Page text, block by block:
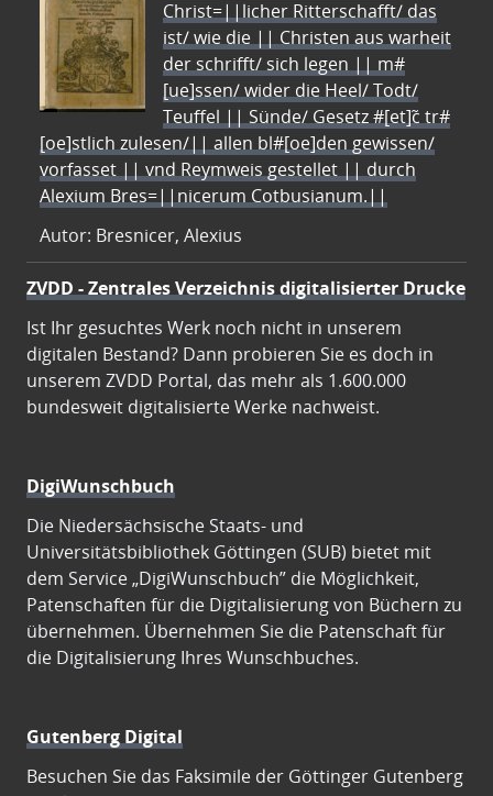
Christ=||licher Ritterschafft/ das
ist/ wie die || Christen aus warheit
der schrifft/ sich legen || m#
[ue]ssen/ wider die Heel/ Todt/
Teuffel || Sünde/ Gesetz #[et]c̃ tr#
[oe]stlich zulesen/|| allen bl#[oe]den gewissen/
vorfasset || vnd Reymweis gestellet || durch
Alexium Bres=||nicerum Cotbusianum.||
Autor: Bresnicer, Alexius
ZVDD - Zentrales Verzeichnis digitalisierter Drucke
Ist Ihr gesuchtes Werk noch nicht in unserem
digitalen Bestand? Dann probieren Sie es doch in
unserem ZVDD Portal, das mehr als 1.600.000
bundesweit digitalisierte Werke nachweist.
DigiWunschbuch
Die Niedersächsische Staats- und
Universitätsbibliothek Göttingen (SUB) bietet mit
dem Service „DigiWunschbuch” die Möglichkeit,
Patenschaften für die Digitalisierung von Büchern zu
übernehmen. Übernehmen Sie die Patenschaft für
die Digitalisierung Ihres Wunschbuches.
Gutenberg Digital
Besuchen Sie das Faksimile der Göttinger Gutenberg